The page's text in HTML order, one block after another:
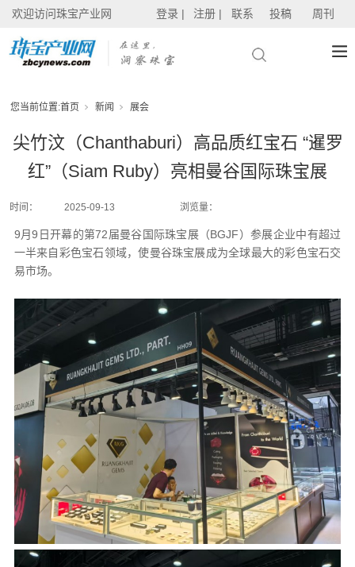
欢迎访问珠宝产业网 登录 | 注册 | 联系 投稿 周刊
您当前位置:首页 新闻 展会
尖竹汶（Chanthaburi）高品质红宝石 “暹罗
红”（Siam Ruby）亮相曼谷国际珠宝展
时间： 2025-09-13 浏览量：
9月9日开幕的第72届曼谷国际珠宝展（BGJF）参展企业中有超过
一半来自彩色宝石领域，使曼谷珠宝展成为全球最大的彩色宝石交
易市场。